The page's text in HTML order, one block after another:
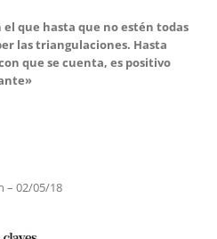
el que hasta que no estén todas
las triangulaciones. Hasta
que se cuenta, es positivo
– 02/05/18